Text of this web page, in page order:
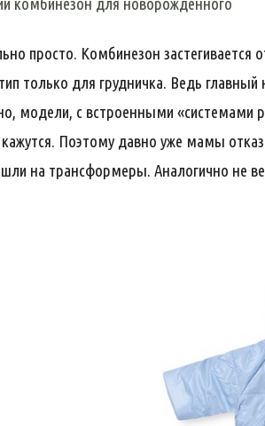
комбинезон для новорожденного
просто. Комбинезон
только для грудничка. Ведь
модели, с встроенными «системами
Поэтому давно уже мамы
на трансформеры. Аналогично не